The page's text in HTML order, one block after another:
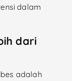
dalam
dari
adalah